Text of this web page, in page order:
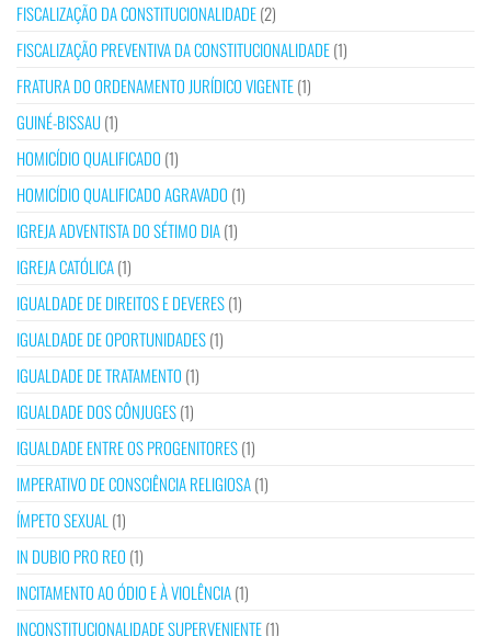
FISCALIZAÇÃO DA CONSTITUCIONALIDADE(2)
FISCALIZAÇÃO PREVENTIVA DA CONSTITUCIONALIDADE(1)
FRATURA DO ORDENAMENTO JURÍDICO VIGENTE(1)
GUINÉ-BISSAU(1)
HOMICÍDIO QUALIFICADO (1)
HOMICÍDIO QUALIFICADO AGRAVADO (1)
IGREJA ADVENTISTA DO SÉTIMO DIA(1)
IGREJA CATÓLICA(1)
IGUALDADE DE DIREITOS E DEVERES(1)
IGUALDADE DE OPORTUNIDADES(1)
IGUALDADE DE TRATAMENTO (1)
IGUALDADE DOS CÔNJUGES(1)
IGUALDADE ENTRE OS PROGENITORES(1)
IMPERATIVO DE CONSCIÊNCIA RELIGIOSA(1)
ÍMPETO SEXUAL (1)
IN DUBIO PRO REO (1)
INCITAMENTO AO ÓDIO E À VIOLÊNCIA(1)
INCONSTITUCIONALIDADE SUPERVENIENTE(1)